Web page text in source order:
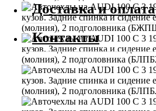
Доставка и оплата
Контакты